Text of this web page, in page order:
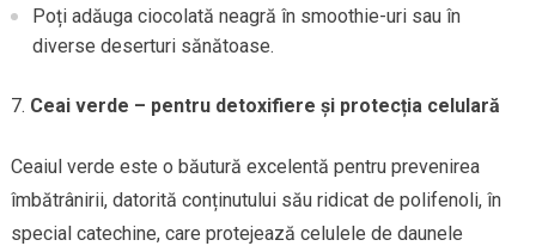
Poți adăuga ciocolată neagră în smoothie-uri sau în
diverse deserturi sănătoase.
Ceai verde – pentru detoxifiere și protecția celulară
Ceaiul verde este o băutură excelentă pentru prevenirea
îmbătrânirii, datorită conținutului său ridicat de polifenoli, în
special catechine, care protejează celulele de daunele